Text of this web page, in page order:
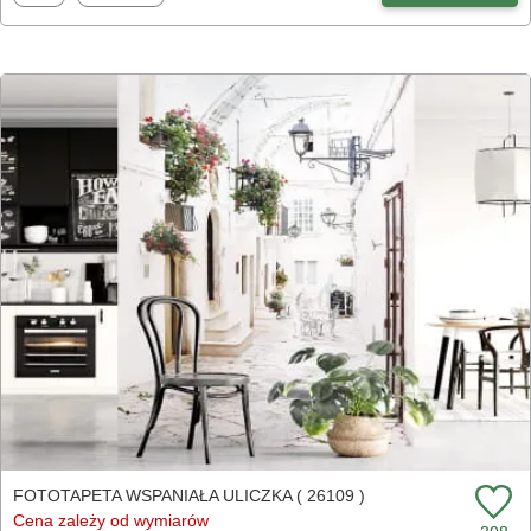
FOTOTAPETA WSPANIAŁA ULICZKA ( 26109 )
Cena zależy od wymiarów